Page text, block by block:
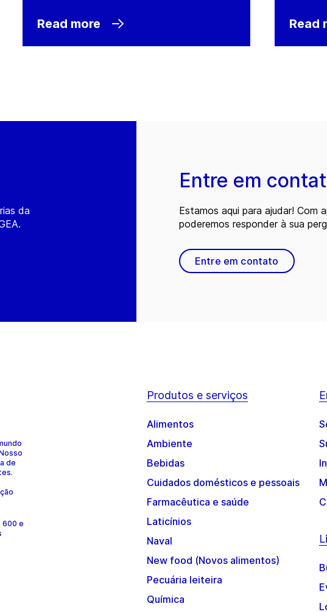
Read more Read
da
Entre em
Estamos aqui para ajudar! Com
poderemos responder à sua
Entre em contato
de
600 e
Produtos e serviços
Alimentos
Ambiente
Bebidas
Cuidados domésticos e pessoais
Farmacêutica e saúde
Laticínios
Naval
New food (Novos alimentos)
Pecuária leiteira
Química